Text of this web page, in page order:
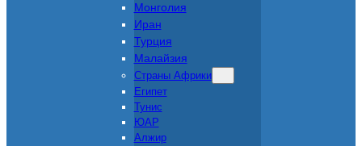
Монголия
Иран
Турция
Малайзия
Страны Африки
Египет
Тунис
ЮАР
Алжир